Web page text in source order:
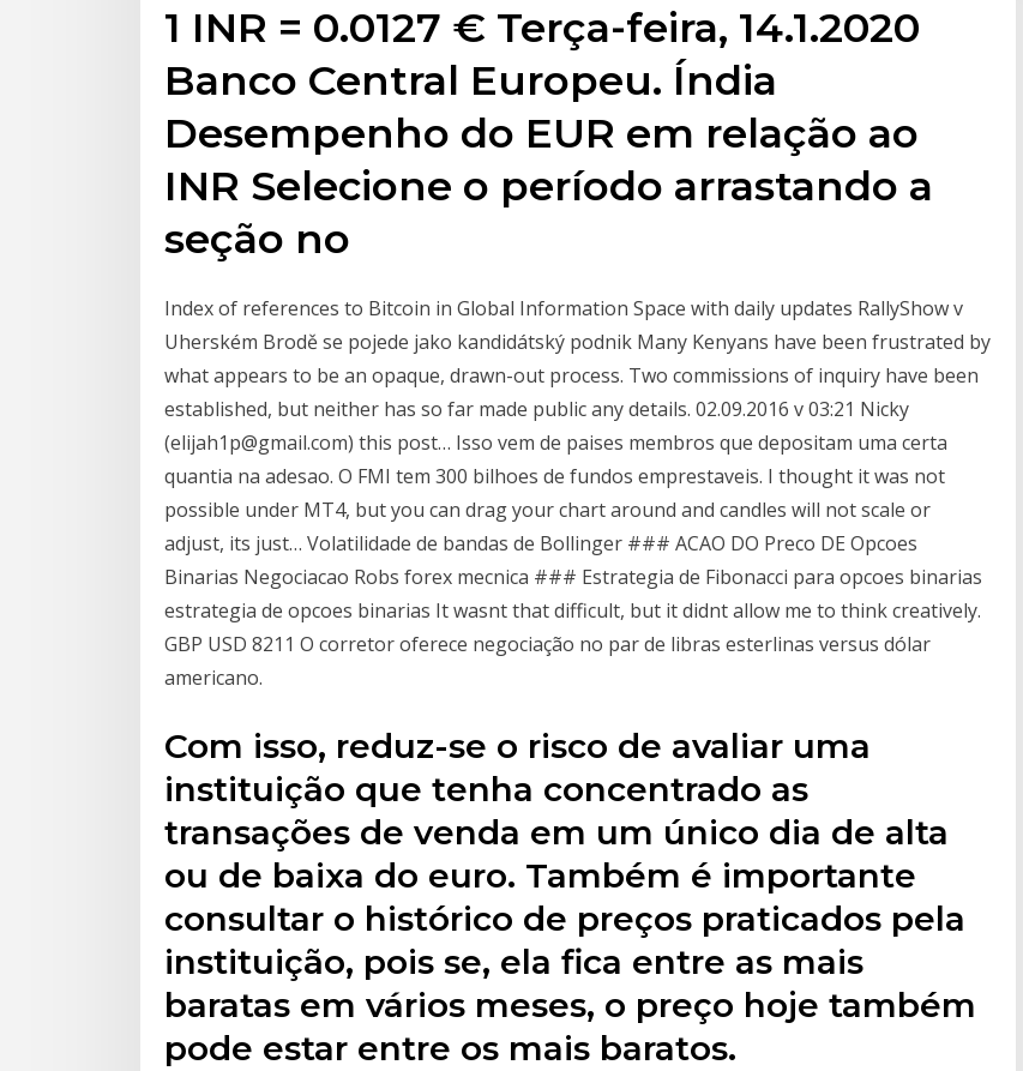
1 INR = 0.0127 € Terça-feira, 14.1.2020
Banco Central Europeu. Índia
Desempenho do EUR em relação ao
INR Selecione o período arrastando a
seção no
Index of references to Bitcoin in Global Information Space with daily updates RallyShow v
Uherském Brodě se pojede jako kandidátský podnik Many Kenyans have been frustrated by
what appears to be an opaque, drawn-out process. Two commissions of inquiry have been
established, but neither has so far made public any details. 02.09.2016 v 03:21 Nicky
(elijah1p@gmail.com) this post… Isso vem de paises membros que depositam uma certa
quantia na adesao. O FMI tem 300 bilhoes de fundos emprestaveis. I thought it was not
possible under MT4, but you can drag your chart around and candles will not scale or
adjust, its just… Volatilidade de bandas de Bollinger ### ACAO DO Preco DE Opcoes
Binarias Negociacao Robs forex mecnica ### Estrategia de Fibonacci para opcoes binarias
estrategia de opcoes binarias It wasnt that difficult, but it didnt allow me to think creatively.
GBP USD 8211 O corretor oferece negociação no par de libras esterlinas versus dólar
americano.
Com isso, reduz-se o risco de avaliar uma
instituição que tenha concentrado as
transações de venda em um único dia de alta
ou de baixa do euro. Também é importante
consultar o histórico de preços praticados pela
instituição, pois se, ela fica entre as mais
baratas em vários meses, o preço hoje também
pode estar entre os mais baratos.